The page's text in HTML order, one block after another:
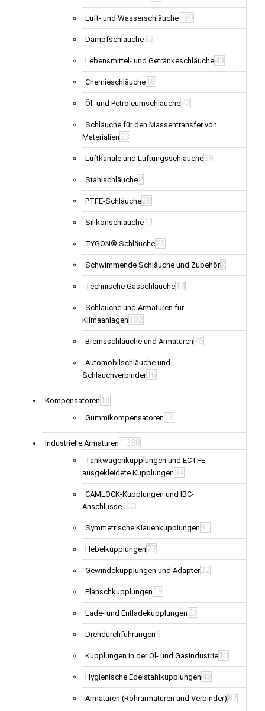
Luft- und Wasserschläuche 189
Dampfschläuche32
Lebensmittel- und Getränkeschläuche43
Chemieschläuche 18
Öl- und Petroleumschläuche43
Schläuche für den Massentransfer von
Materialien 23
Luftkanäle und Lüftungsschläuche69
Stahlschläuche2
PTFE-Schläuche28
Silikonschläuche 11
TYGON® Schläuche26
Schwimmende Schläuche und Zubehör2
Technische Gasschläuche 14
Schläuche und Armaturen für
Klimaanlagen 102
Bremsschläuche und Armaturen 45
Automobilschläuche und
Schlauchverbinder 16
Kompensatoren 18
Gummikompensatoren 18
Industrielle Armaturen 1.338
Tankwagenkupplungen und ECTFE-
ausgekleidete Kupplungen 34
CAMLOCK-Kupplungen und IBC-
Anschlüsse 103
Symmetrische Klauenkupplungen 91
Hebelkupplungen 77
Gewindekupplungen und Adapter22
Flanschkupplungen 19
Lade- und Entladekupplungen 23
Drehdurchführungen 6
Kupplungen in der Öl- und Gasindustrie 13
Hygienische Edelstahlkupplungen 43
Armaturen (Rohrarmaturen und Verbinder) 87